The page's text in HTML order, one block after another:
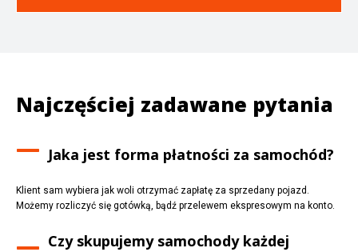
Najczęściej zadawane pytania
Jaka jest forma płatności za samochód?
Klient sam wybiera jak woli otrzymać zapłatę za sprzedany pojazd.
Możemy rozliczyć się gotówką, bądź przelewem ekspresowym na konto.
Czy skupujemy samochody każdej